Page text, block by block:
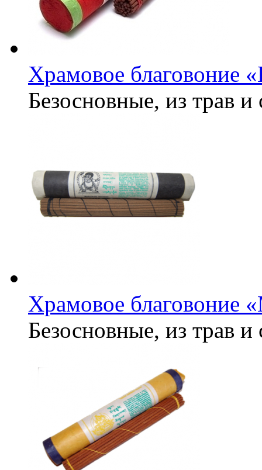
Храмовое благовоние
Безосновные, из трав и
Храмовое благовоние
Безосновные, из трав и